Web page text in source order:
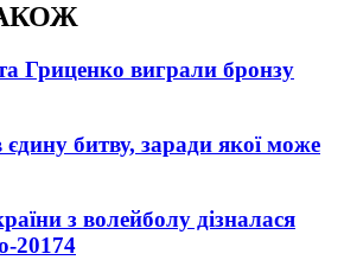
Гриценко виграли бронзу
битву, заради якої може
з волейболу дізналася
20174